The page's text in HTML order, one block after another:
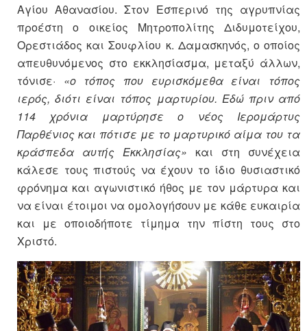
Αγίου Αθανασίου. Στον Εσπερινό της αγρυπνίας
προέστη ο οικείος Μητροπολίτης Διδυμοτείχου,
Ορεστιάδος και Σουφλίου κ. Δαμασκηνός, ο οποίος
απευθυνόμενος στο εκκλησίασμα, μεταξύ άλλων,
τόνισε· «ο τόπος που ευρισκόμεθα είναι τόπος
ιερός, διότι είναι τόπος μαρτυρίου. Εδώ πριν από
114 χρόνια μαρτύρησε ο νέος Ιερομάρτυς
Παρθένιος και πότισε με το μαρτυρικό αίμα του τα
κράσπεδα αυτής Εκκλησίας» και στη συνέχεια
κάλεσε τους πιστούς να έχουν το ίδιο θυσιαστικό
φρόνημα και αγωνιστικό ήθος με τον μάρτυρα και
να είναι έτοιμοι να ομολογήσουν με κάθε ευκαιρία
και με οποιοδήποτε τίμημα την πίστη τους στο
Χριστό.